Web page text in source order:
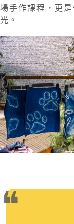
場手作課程，更
光。